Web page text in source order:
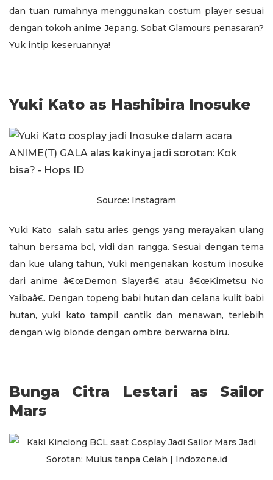
dan tuan rumahnya menggunakan costum player sesuai
dengan tokoh anime Jepang. Sobat Glamours penasaran?
Yuk intip keseruannya!
Yuki Kato as Hashibira Inosuke
Source: Instagram
Yuki Kato salah satu aries gengs yang merayakan ulang
tahun bersama bcl, vidi dan rangga. Sesuai dengan tema
dan kue ulang tahun, Yuki mengenakan kostum inosuke
dari anime â€œDemon Slayerâ€ atau â€œKimetsu No
Yaibaâ€. Dengan topeng babi hutan dan celana kulit babi
hutan, yuki kato tampil cantik dan menawan, terlebih
dengan wig blonde dengan ombre berwarna biru.
Bunga Citra Lestari as Sailor
Mars